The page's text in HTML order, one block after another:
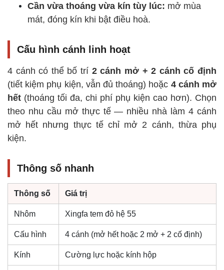
Cần vừa thoáng vừa kín tùy lúc: mở mùa
mát, đóng kín khi bật điều hoà.
Cấu hình cánh linh hoạt
4 cánh có thể bố trí 2 cánh mở + 2 cánh cố định
(tiết kiệm phụ kiện, vẫn đủ thoáng) hoặc 4 cánh mở
hết (thoáng tối đa, chi phí phụ kiện cao hơn). Chọn
theo nhu cầu mở thực tế — nhiều nhà làm 4 cánh
mở hết nhưng thực tế chỉ mở 2 cánh, thừa phụ
kiện.
Thông số nhanh
Thông số Giá trị
Nhôm Xingfa tem đỏ hệ 55
Cấu hình 4 cánh (mở hết hoặc 2 mở + 2 cố định)
Kính Cường lực hoặc kính hộp